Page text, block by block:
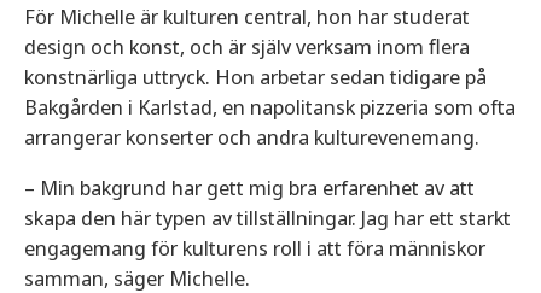
För Michelle är kulturen central, hon har studerat
design och konst, och är själv verksam inom flera
konstnärliga uttryck. Hon arbetar sedan tidigare på
Bakgården i Karlstad, en napolitansk pizzeria som ofta
arrangerar konserter och andra kulturevenemang.
– Min bakgrund har gett mig bra erfarenhet av att
skapa den här typen av tillställningar. Jag har ett starkt
engagemang för kulturens roll i att föra människor
samman, säger Michelle.